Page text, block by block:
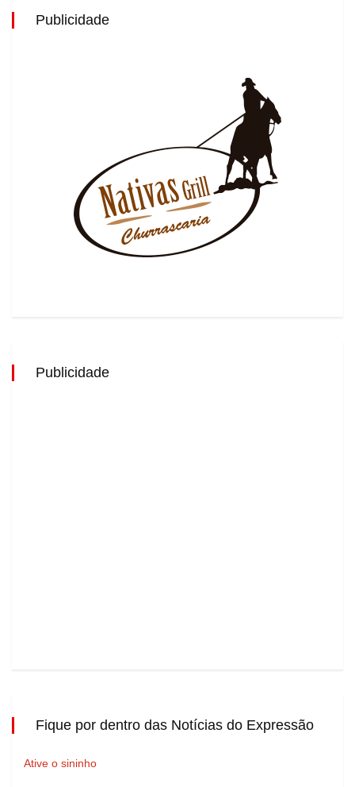
Publicidade
Publicidade
Fique por dentro das Notícias do Expressão
Ative o sininho